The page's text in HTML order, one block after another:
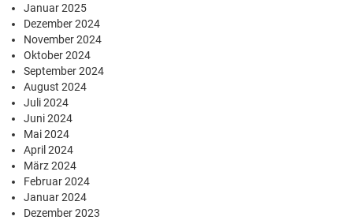
Januar 2025
Dezember 2024
November 2024
Oktober 2024
September 2024
August 2024
Juli 2024
Juni 2024
Mai 2024
April 2024
März 2024
Februar 2024
Januar 2024
Dezember 2023